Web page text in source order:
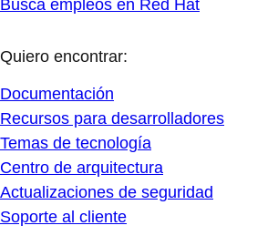
Busca empleos en Red Hat
Quiero encontrar:
Documentación
Recursos para desarrolladores
Temas de tecnología
Centro de arquitectura
Actualizaciones de seguridad
Soporte al cliente